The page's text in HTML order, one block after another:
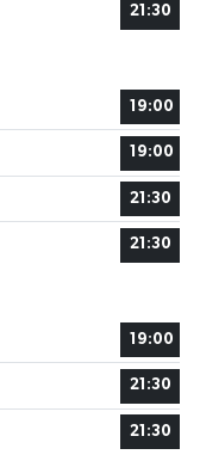
21:30
19:00
19:00
21:30
21:30
19:00
21:30
21:30